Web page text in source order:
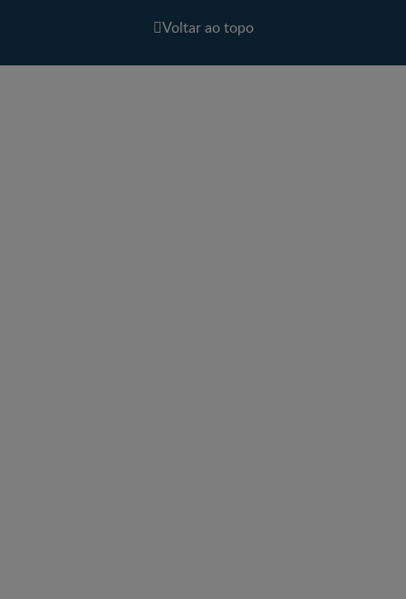
Voltar ao topo